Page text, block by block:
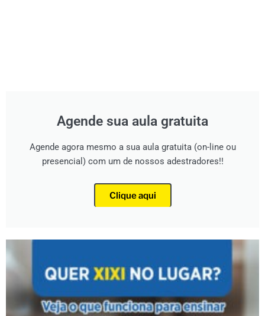
Agende sua aula gratuita
Agende agora mesmo a sua aula gratuita (on-line ou
presencial) com um de nossos adestradores!!
Clique aqui